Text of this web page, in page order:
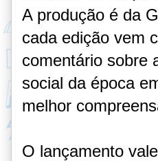
A produção é da
cada edição vem
comentário sobre
social da época
melhor
O lançamento